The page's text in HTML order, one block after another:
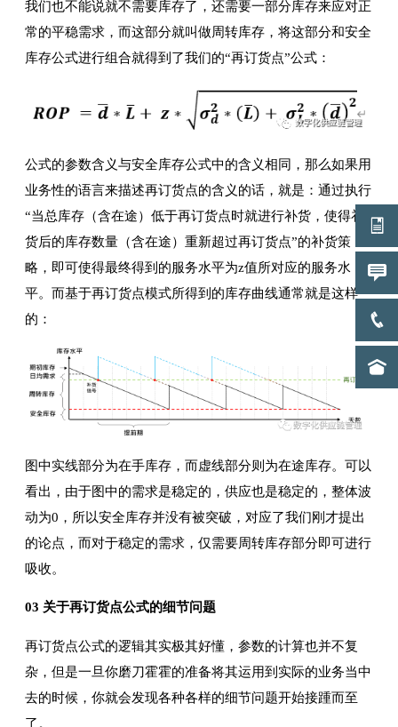
我们也不能说就不需要库存了，还需要一部分库存来应对正
常的平稳需求，而这部分就叫做周转库存，将这部分和安全
库存公式进行组合就得到了我们的“再订货点”公式：
公式的参数含义与安全库存公式中的含义相同，那么如果用
业务性的语言来描述再订货点的含义的话，就是：通过执行
“当总库存（含在途）低于再订货点时就进行补货，使得补
货后的库存数量（含在途）重新超过再订货点”的补货策
略，即可使得最终得到的服务水平为z值所对应的服务水
平。而基于再订货点模式所得到的库存曲线通常就是这样
的：
图中实线部分为在手库存，而虚线部分则为在途库存。可以
看出，由于图中的需求是稳定的，供应也是稳定的，整体波
动为0，所以安全库存并没有被突破，对应了我们刚才提出
的论点，而对于稳定的需求，仅需要周转库存部分即可进行
吸收。
03 关于再订货点公式的细节问题
再订货点公式的逻辑其实极其好懂，参数的计算也并不复
杂，但是一旦你磨刀霍霍的准备将其运用到实际的业务当中
去的时候，你就会发现各种各样的细节问题开始接踵而至
了。